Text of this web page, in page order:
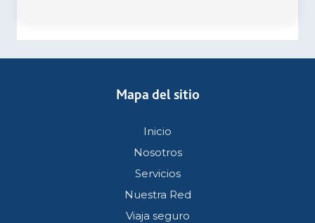
Mapa del sitio
Inicio
Nosotros
Servicios
Nuestra Red
Viaja seguro